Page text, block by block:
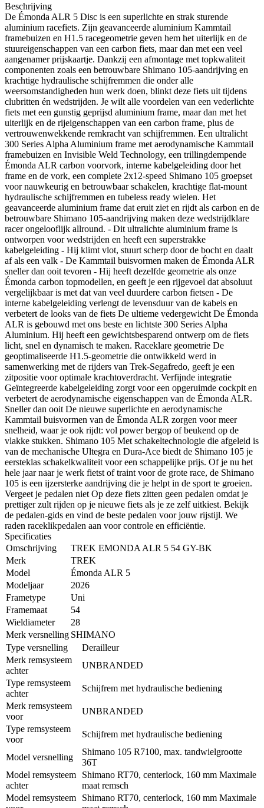
Beschrijving
De Émonda ALR 5 Disc is een superlichte en strak sturende
aluminium racefiets. Zijn geavanceerde aluminium Kammtail
framebuizen en H1.5 racegeometrie geven hem het uiterlijk en de
stuureigenschappen van een carbon fiets, maar dan met een veel
aangenamer prijskaartje. Dankzij een afmontage met topkwaliteit
componenten zoals een betrouwbare Shimano 105-aandrijving en
krachtige hydraulische schijfremmen die onder alle
weersomstandigheden hun werk doen, blinkt deze fiets uit tijdens
clubritten én wedstrijden. Je wilt alle voordelen van een vederlichte
fiets met een gunstig geprijsd aluminium frame, maar dan met het
uiterlijk en de rijeigenschappen van een carbon frame, plus de
vertrouwenwekkende remkracht van schijfremmen. Een ultralicht
300 Series Alpha Aluminium frame met aerodynamische Kammtail
framebuizen en Invisible Weld Technology, een trillingdempende
Émonda ALR carbon voorvork, interne kabelgeleiding door het
frame en de vork, een complete 2x12-speed Shimano 105 groepset
voor nauwkeurig en betrouwbaar schakelen, krachtige flat-mount
hydraulische schijfremmen en tubeless ready wielen. Het
geavanceerde aluminium frame dat eruit ziet en rijdt als carbon en de
betrouwbare Shimano 105-aandrijving maken deze wedstrijdklare
racer ongelooflijk allround. - Dit ultralichte aluminium frame is
ontworpen voor wedstrijden en heeft een superstrakke
kabelgeleiding - Hij klimt vlot, stuurt scherp door de bocht en daalt
af als een valk - De Kammtail buisvormen maken de Émonda ALR
sneller dan ooit tevoren - Hij heeft dezelfde geometrie als onze
Émonda carbon topmodellen, en geeft je een rijgevoel dat absoluut
vergelijkbaar is met dat van veel duurdere carbon fietsen - De
interne kabelgeleiding verlengt de levensduur van de kabels en
verbetert de looks van de fiets De ultieme vedergewicht De Émonda
ALR is gebouwd met ons beste en lichtste 300 Series Alpha
Aluminium. Hij heeft een gewichtsbesparend ontwerp om de fiets
licht, snel en dynamisch te maken. Raceklare geometrie De
geoptimaliseerde H1.5-geometrie die ontwikkeld werd in
samenwerking met de rijders van Trek-Segafredo, geeft je een
zitpositie voor optimale krachtoverdracht. Verfijnde integratie
Geïntegreerde kabelgeleiding zorgt voor een opgeruimde cockpit en
verbetert de aerodynamische eigenschappen van de Émonda ALR.
Sneller dan ooit De nieuwe superlichte en aerodynamische
Kammtail buisvormen van de Émonda ALR zorgen voor meer
snelheid, waar je ook rijdt: vol power bergop of beukend op de
vlakke stukken. Shimano 105 Met schakeltechnologie die afgeleid is
van de mechanische Ultegra en Dura-Ace biedt de Shimano 105 je
eersteklas schakelkwaliteit voor een schappelijke prijs. Of je nu het
hele jaar naar je werk fietst of traint voor de grote race, de Shimano
105 is een ijzersterke aandrijving die je helpt in de sport te groeien.
Vergeet je pedalen niet Op deze fiets zitten geen pedalen omdat je
prettiger zult rijden op je nieuwe fiets als je ze zelf uitkiest. Bekijk
de pedalen-gids en vind de beste pedalen voor jouw rijstijl. We
raden raceklikpedalen aan voor controle en efficiëntie.
Specificaties
Omschrijving
TREK EMONDA ALR 5 54 GY-BK
Merk
TREK
Model
Émonda ALR 5
Modeljaar
2026
Frametype
Uni
Framemaat
54
Wieldiameter
28
Merk versnelling SHIMANO
Type versnelling
Derailleur
Merk remsysteem
achter
UNBRANDED
Type remsysteem
achter
Schijfrem met hydraulische bediening
Merk remsysteem
voor
UNBRANDED
Type remsysteem
voor
Schijfrem met hydraulische bediening
Model versnelling
Shimano 105 R7100, max. tandwielgrootte
36T
Model remsysteem
achter
Shimano RT70, centerlock, 160 mm Maximale
maat remsch
Model remsysteem
Shimano RT70, centerlock, 160 mm Maximale